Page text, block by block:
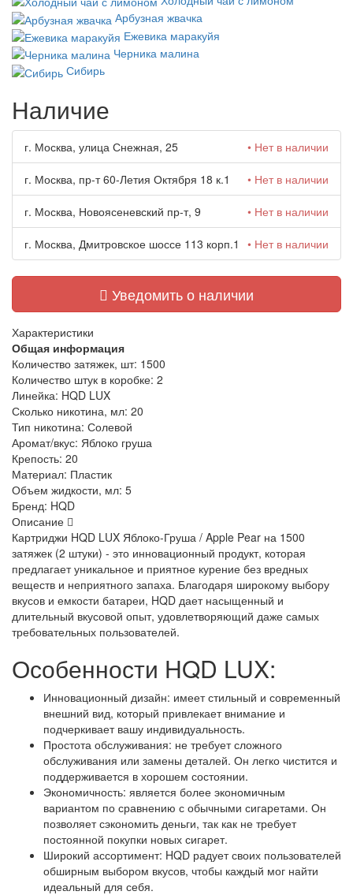
Арбузная жвачка
Ежевика маракуйя
Черника малина
Сибирь
Наличие
г. Москва, улица Снежная, 25 • Нет в наличии
г. Москва, пр-т 60-Летия Октября 18 к.1 • Нет в наличии
г. Москва, Новоясеневский пр-т, 9 • Нет в наличии
г. Москва, Дмитровское шоссе 113 корп.1 • Нет в наличии
Уведомить о наличии
Характеристики
Общая информация
Количество затяжек, шт: 1500
Количество штук в коробке: 2
Линейка: HQD LUX
Сколько никотина, мл: 20
Тип никотина: Солевой
Аромат/вкус: Яблоко груша
Крепость: 20
Материал: Пластик
Объем жидкости, мл: 5
Бренд: HQD
Описание
Картриджи HQD LUX Яблоко-Груша / Apple Pear на 1500
затяжек (2 штуки) - это инновационный продукт, которая
предлагает уникальное и приятное курение без вредных
веществ и неприятного запаха. Благодаря широкому выбору
вкусов и емкости батареи, HQD дает насыщенный и
длительный вкусовой опыт, удовлетворяющий даже самых
требовательных пользователей.
Особенности HQD LUX:
Инновационный дизайн: имеет стильный и современный
внешний вид, который привлекает внимание и
подчеркивает вашу индивидуальность.
Простота обслуживания: не требует сложного
обслуживания или замены деталей. Он легко чистится и
поддерживается в хорошем состоянии.
Экономичность: является более экономичным
вариантом по сравнению с обычными сигаретами. Он
позволяет сэкономить деньги, так как не требует
постоянной покупки новых сигарет.
Широкий ассортимент: HQD радует своих пользователей
обширным выбором вкусов, чтобы каждый мог найти
идеальный для себя.